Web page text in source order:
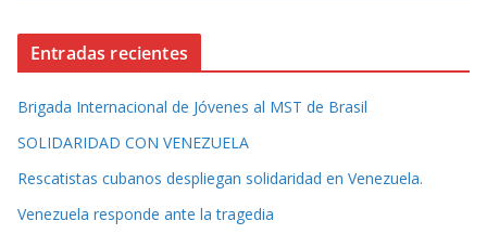
Entradas recientes
Brigada Internacional de Jóvenes al MST de Brasil
SOLIDARIDAD CON VENEZUELA
Rescatistas cubanos despliegan solidaridad en Venezuela.
Venezuela responde ante la tragedia